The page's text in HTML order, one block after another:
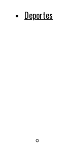
Deportes